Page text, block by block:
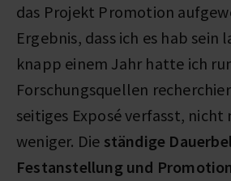
das Projekt Promotion
Ergebnis, dass ich es hab sein
knapp einem Jahr hatte ich
Forschungsquellen
seitiges Exposé verfasst,
weniger. Die ständige
Festanstellung und Promotion